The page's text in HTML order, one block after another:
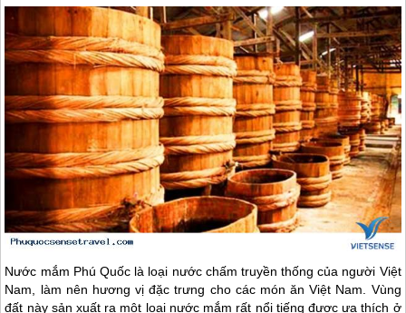
Nước mắm Phú Quốclà loại nước chấm truyền thống của người Việt
Nam, làm nên hương vị đặc trưng cho các món ăn Việt Nam. Vùng
đất này sản xuất ra một loại nước mắm rất nổi tiếng được ưa thích ở